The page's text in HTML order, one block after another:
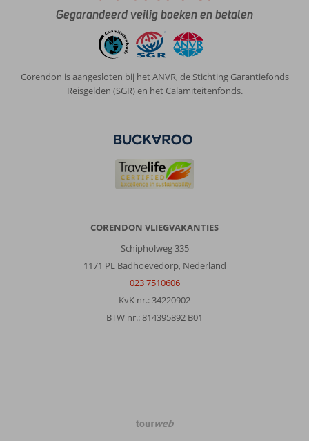
Gegarandeerd veilig boeken en betalen
Corendon is aangesloten bij het ANVR, de Stichting Garantiefonds
Reisgelden (SGR) en het Calamiteitenfonds.
CORENDON VLIEGVAKANTIES
Schipholweg 335
1171 PL Badhoevedorp, Nederland
023 7510606
KvK nr.: 34220902
BTW nr.: 814395892 B01
TourWeb